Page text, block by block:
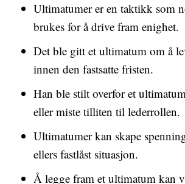
Ultimatumer er en taktikk som
brukes for å drive fram enighet.
Det ble gitt et ultimatum om å
innen den fastsatte fristen.
Han ble stilt overfor et
eller miste tilliten til lederrollen.
Ultimatumer kan skape
ellers fastlåst situasjon.
Å legge fram et ultimatum kan